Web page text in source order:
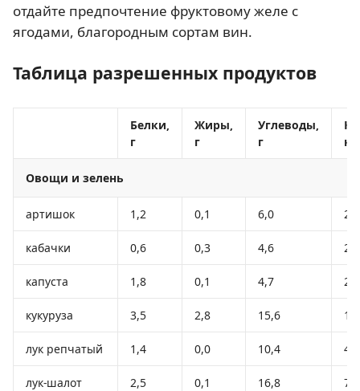
отдайте предпочтение фруктовому желе с
ягодами, благородным сортам вин.
Таблица разрешенных продуктов
Белки,
г
Жиры,
г
Углеводы,
г
Овощи и зелень
артишок 1,2 0,1 6,0 28
кабачки 0,6 0,3 4,6 24
капуста 1,8 0,1 4,7 27
кукуруза 3,5 2,8 15,6
лук репчатый 1,4 0,0 10,4 41
лук-шалот 2,5 0,1 16,8 72